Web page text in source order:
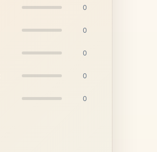
0
0
0
0
0